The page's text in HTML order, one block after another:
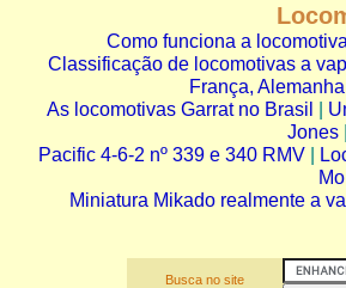
Como funciona a
Classificação de locomotivas a
França, Alemanha
As locomotivas Garrat no Brasil |
Jones
Pacific 4-6-2 nº 339 e 340 RMV|
Miniatura Mikado realmente a
Busca no site